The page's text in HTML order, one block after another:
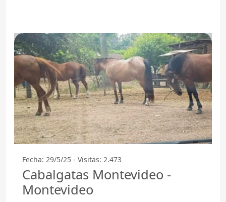
Fecha: 29/5/25 - Visitas: 2.473
Cabalgatas Montevideo -
Montevideo